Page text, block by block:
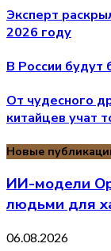
Эксперт
2026 году
В России будут
От чудесного
китайцев учат
Новые
ИИ-модели
людьми для
06.08.2026